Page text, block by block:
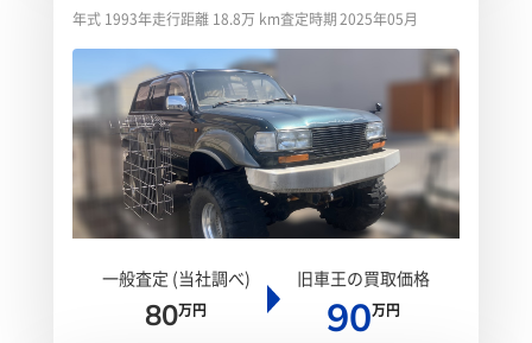
年式 1993年走行距離 18.8万 km査定時期 2025年05月
一般査定 (当社調べ)
80万円
旧車王の買取価格
90万円